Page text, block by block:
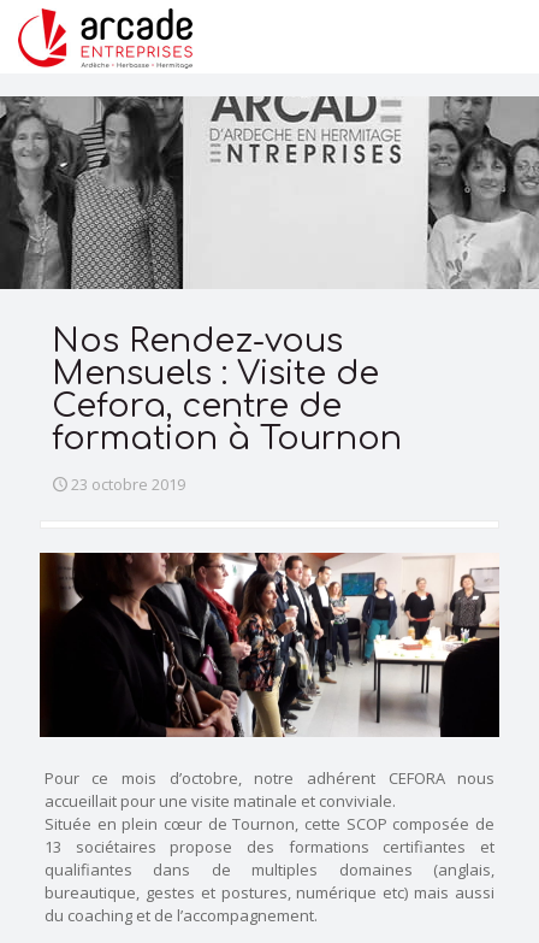
Nos Rendez-vous
Mensuels : Visite de
Cefora, centre de
formation à Tournon
23 octobre 2019
Pour ce mois d’octobre, notre adhérent CEFORA nous
accueillait pour une visite matinale et conviviale.
Située en plein cœur de Tournon, cette SCOP composée de
13 sociétaires propose des formations certifiantes et
qualifiantes dans de multiples domaines (anglais,
bureautique, gestes et postures, numérique etc) mais aussi
du coaching et de l’accompagnement.